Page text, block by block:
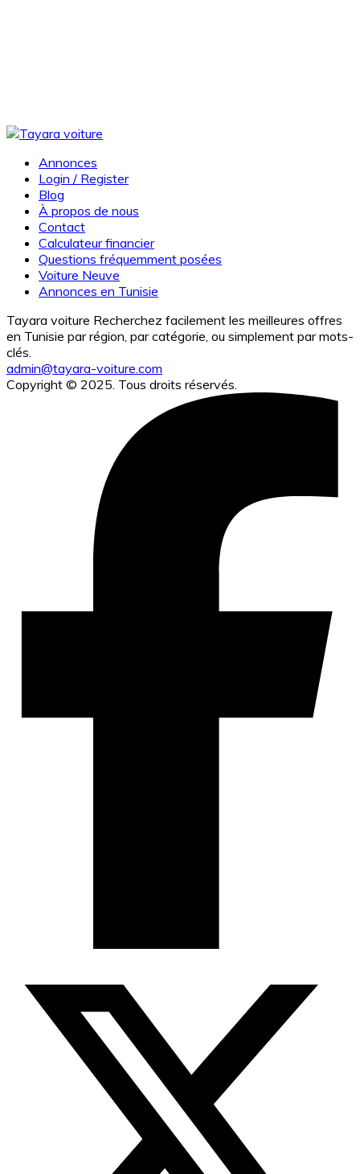
Annonces
Login / Register
Blog
À propos de nous
Contact
Calculateur financier
Questions fréquemment posées
Voiture Neuve
Annonces en Tunisie
Tayara voiture Recherchez facilement les meilleures offres
en Tunisie par région, par catégorie, ou simplement par mots-
clés.
admin@tayara-voiture.com
Copyright © 2025. Tous droits réservés.